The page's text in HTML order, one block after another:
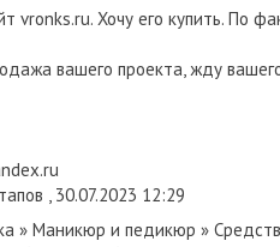
vronks.ru. Хочу его купить. По
вашего проекта, жду
, 30.07.2023 12:29
» Маникюр и педикюр »